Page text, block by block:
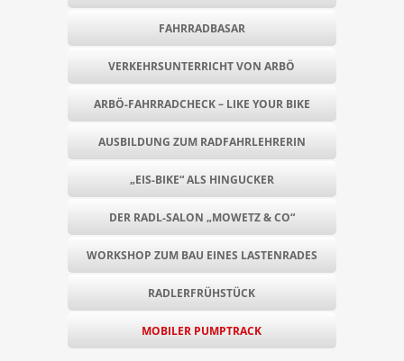
FAHRRADBASAR
VERKEHRSUNTERRICHT VON ARBÖ
ARBÖ-FAHRRADCHECK – LIKE YOUR BIKE
AUSBILDUNG ZUM RADFAHRLEHRERIN
„EIS-BIKE“ ALS HINGUCKER
DER RADL-SALON „MOWETZ & CO“
WORKSHOP ZUM BAU EINES LASTENRADES
RADLERFRÜHSTÜCK
MOBILER PUMPTRACK